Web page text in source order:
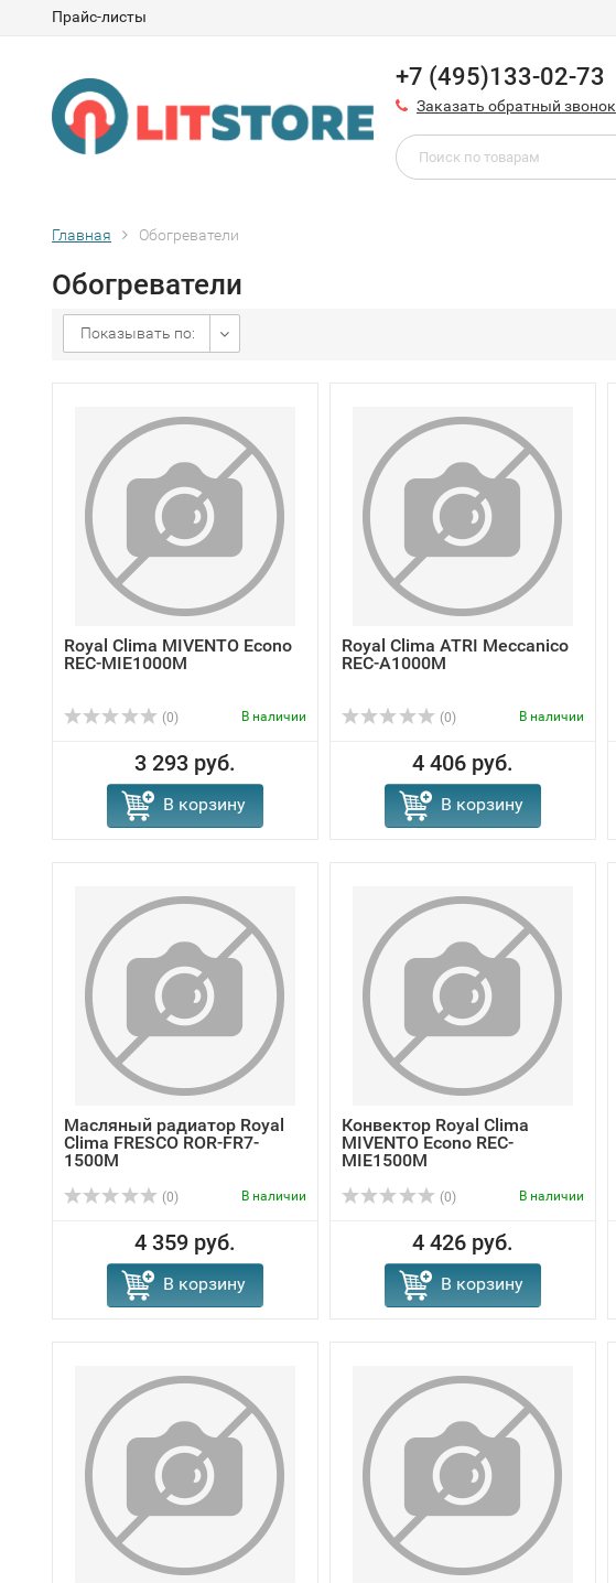
Прайс-листы
+7 (495)133-02-73
Заказать обратный звонок
Главная Обогреватели
Обогреватели
Показывать по:
Royal Clima MIVENTO Econo
REC-MIE1000M
(0) В наличии
3 293 руб.
В корзину
Royal Clima ATRI Meccanico
REC-A1000M
(0) В наличии
4 406 руб.
В корзину
Масляный радиатор Royal
Clima FRESCO ROR-FR7-
1500M
(0) В наличии
4 359 руб.
В корзину
Конвектор Royal Clima
MIVENTO Econo REC-
MIE1500M
(0) В наличии
4 426 руб.
В корзину